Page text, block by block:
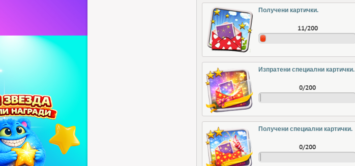
Получени картички.
11/200
Изпратени специални картички.
0/200
Получени специални картички.
0/200